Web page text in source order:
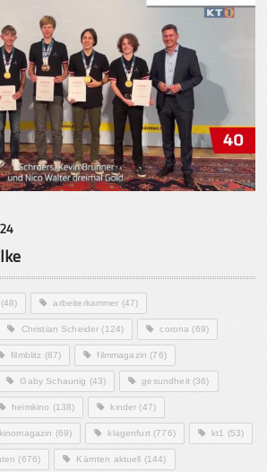
(48) arbeiterkammer (47)
Christian Scheider (124) corona (69)
filmblitz (87) filmmagazin (76)
Gaby Schaunig (43) gesundheit(36)
heimkino (138) kinder (47)
kinomagazin (69) klagenfurt(776) kt1 (53)
(676) Kärnten aktuell (144)